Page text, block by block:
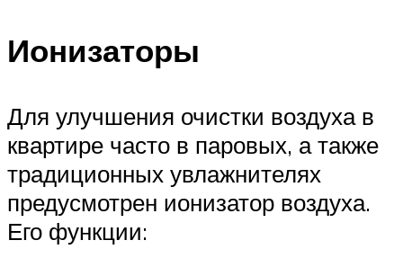
Ионизаторы
Для улучшения очистки воздуха в
квартире часто в паровых, а также
традиционных увлажнителях
предусмотрен ионизатор воздуха.
Его функции: